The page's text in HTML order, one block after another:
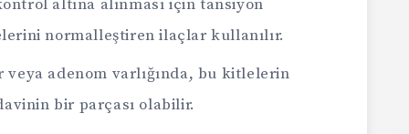
altına alınması için tansiyon
normalleştiren ilaçlar kullanılır.
adenom varlığında, bu kitlelerin
bir parçası olabilir.